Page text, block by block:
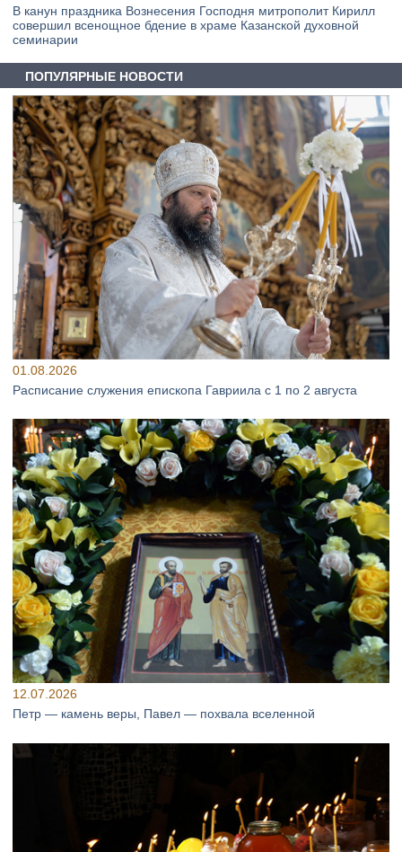
В канун праздника Вознесения Господня митрополит Кирилл
совершил всенощное бдение в храме Казанской духовной
семинарии
ПОПУЛЯРНЫЕ НОВОСТИ
01.08.2026
Расписание служения епископа Гавриила с 1 по 2 августа
12.07.2026
Петр — камень веры, Павел — похвала вселенной